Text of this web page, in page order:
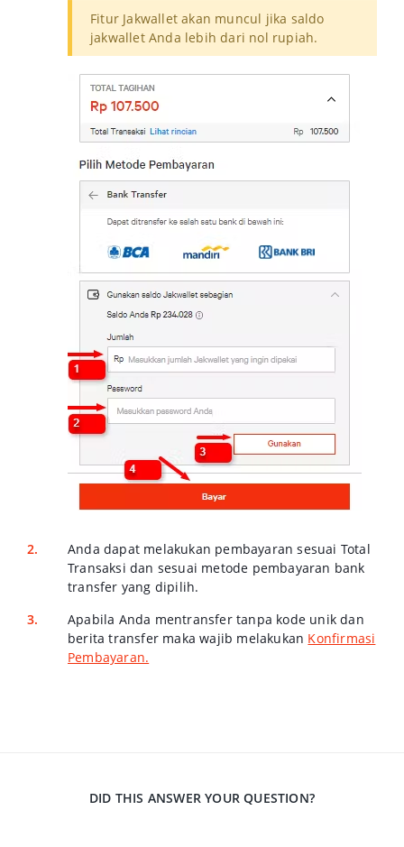
Fitur Jakwallet akan muncul jika saldo
jakwallet Anda lebih dari nol rupiah.
Anda dapat melakukan pembayaran sesuai Total
Transaksi dan sesuai metode pembayaran bank
transfer yang dipilih.
Apabila Anda mentransfer tanpa kode unik dan
berita transfer maka wajib melakukan Konfirmasi
Pembayaran.
DID THIS ANSWER YOUR QUESTION?